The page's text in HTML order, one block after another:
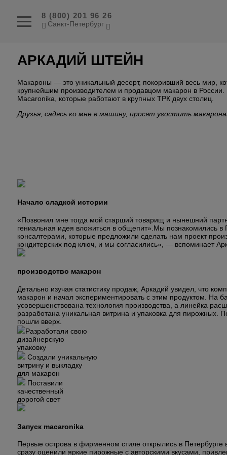
8 (800) 201 96 26
Санкт-Петербург
АРКАДИЙ ШТЕЙН
Макароны — это уникальный десерт, покоривший весь мир,
крупнейшим производителем и продавцом макарон в России.
Macaronika, которые работают в крупных ТРК двух столиц.
Друзья, садясь ко мне в машину, просят угостить
Начало сладкой истории
«Позвонил мне тогда мой старший товарищ и нынешний
гениальная идея вложиться в общепит». Мы познакомились в
консалтерами, которые предложили сделать нам проект
кондитерских под ключ, и мы согласились», — вспоминает
производство макарон
Детально изучая статистику продаж, Аркадий увидел, что
макарон и начал экспериментировать с этим продуктом. На
усовершенствована технология производства, а линейка
разработана уникальная витрина и упаковка для пирожных.
пошли вверх.
Разработали свою
дизайнерскую
упаковку
Создали уникальную
витрину и выкладку
для макарон
Поставили
качественный
дорогой свет
Запуск macaronika
Первые острова в фирменном стиле открылись в
сразу оценили яркие пирожные с авторскими вкусами,